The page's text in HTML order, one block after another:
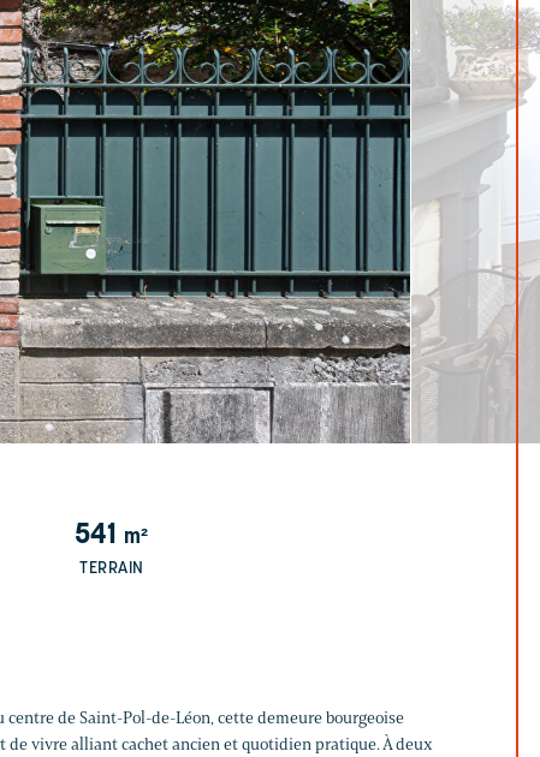
541 m²
TERRAIN
centre de Saint-Pol-de-Léon, cette demeure bourgeoise
de vivre alliant cachet ancien et quotidien pratique. À deux